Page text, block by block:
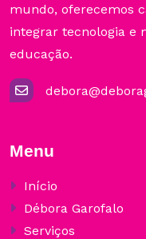
mundo, oferecemos
integrar tecnologia e
educação.
Menu
Início
Débora Garofalo
Serviços